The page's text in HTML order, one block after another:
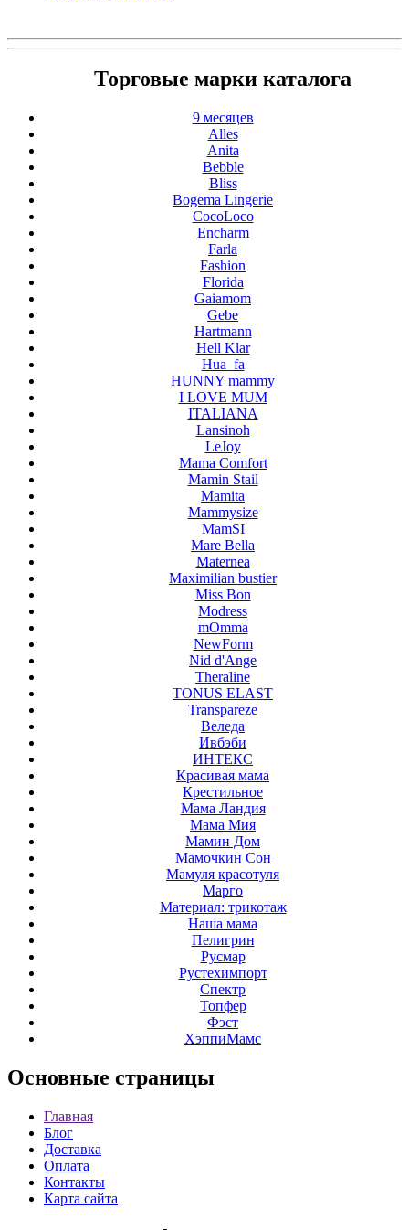
Торговые марки каталога
9 месяцев
Alles
Anita
Bebble
Bliss
Bogema Lingerie
CocoLoco
Encharm
Farla
Fashion
Florida
Gaiamom
Gebe
Hartmann
Hell Klar
Hua_fa
HUNNY mammy
I LOVE MUM
ITALIANA
Lansinoh
LeJoy
Mama Comfort
Mamin Stail
Mamita
Mammysize
MamSI
Mare Bella
Maternea
Maximilian bustier
Miss Bon
Modress
mOmma
NewForm
Nid d'Ange
Theraline
TONUS ELAST
Transpareze
Веледа
Ивбэби
ИНТЕКС
Красивая мама
Крестильное
Мама Ландия
Мама Мия
Мамин Дом
Мамочкин Сон
Мамуля красотуля
Марго
Материал: трикотаж
Наша мама
Пелигрин
Русмар
Рустехимпорт
Спектр
Топфер
Фэст
ХэппиМамс
Основные страницы
Главная
Блог
Доставка
Оплата
Контакты
Карта сайта